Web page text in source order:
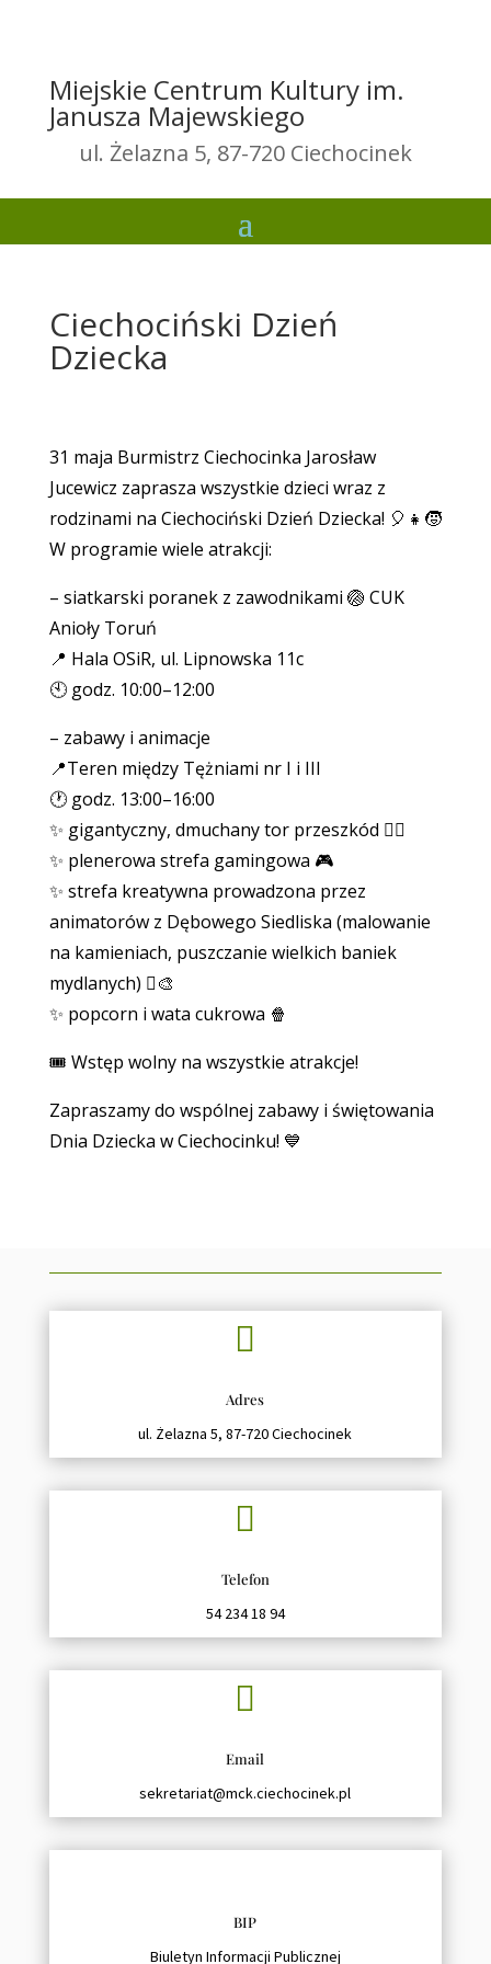
Miejskie Centrum Kultury im.
Janusza Majewskiego
ul. Żelazna 5, 87-720 Ciechocinek
Ciechociński Dzień
Dziecka
31 maja Burmistrz Ciechocinka Jarosław
Jucewicz zaprasza wszystkie dzieci wraz z
rodzinami na Ciechociński Dzień Dziecka! 🎈👧🧒
W programie wiele atrakcji:
– siatkarski poranek z zawodnikami 🏐 CUK
Anioły Toruń
📍 Hala OSiR, ul. Lipnowska 11c
🕙 godz. 10:00–12:00
– zabawy i animacje
📍Teren między Tężniami nr I i III
🕐 godz. 13:00–16:00
✨ gigantyczny, dmuchany tor przeszkód 🤸‍♀️
✨ plenerowa strefa gamingowa 🎮
✨ strefa kreatywna prowadzona przez
animatorów z Dębowego Siedliska (malowanie
na kamieniach, puszczanie wielkich baniek
mydlanych) 🫟🎨
✨ popcorn i wata cukrowa 🍿
🎟 Wstęp wolny na wszystkie atrakcje!
Zapraszamy do wspólnej zabawy i świętowania
Dnia Dziecka w Ciechocinku! 💙

Adres
ul. Żelazna 5, 87-720 Ciechocinek

Telefon
54 234 18 94

Email
sekretariat@mck.ciechocinek.pl
BIP
Biuletyn Informacji Publicznej